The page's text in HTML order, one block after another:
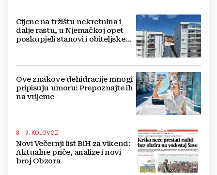
Cijene na tržištu nekretnina i
dalje rastu, u Njemačkoj opet
poskupjeli stanovi i obiteljske
Ove znakove dehidracije mnogi
pripisuju umoru: Prepoznajte ih
na vrijeme
8. I 9. KOLOVOZ
Novi Večernji list BiH za vikend:
Aktualne priče, analize i novi
broj Obzora